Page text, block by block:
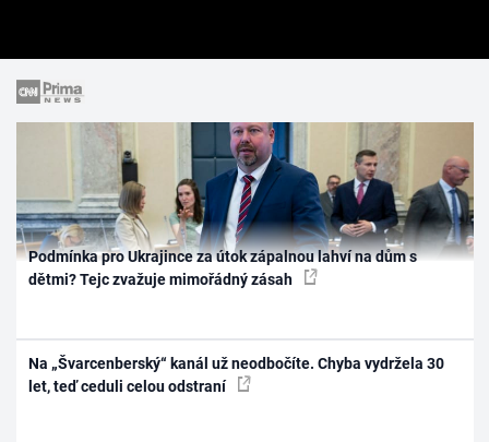
Podmínka pro Ukrajince za útok zápalnou lahví na dům s
dětmi? Tejc zvažuje mimořádný zásah
Na „Švarcenberský“ kanál už neodbočíte. Chyba vydržela 30
let, teď ceduli celou odstraní